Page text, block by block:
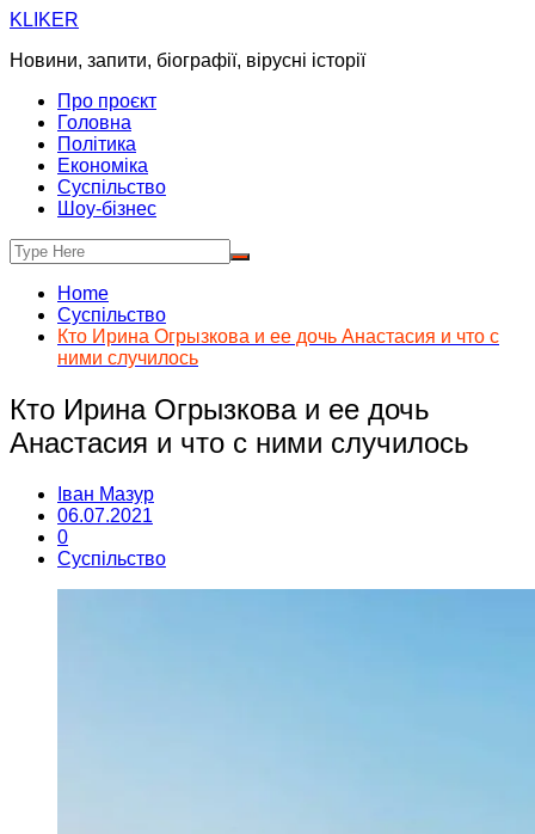
Skip
content
KLIKER
Новини, запити, біографії, вірусні історії
Про проєкт
Головна
Політика
Економіка
Суспільство
Шоу-бізнес
Home
Суспільство
Кто Ирина Огрызкова и ее дочь Анастасия и что с
ними случилось
Кто Ирина Огрызкова и ее дочь
Анастасия и что с ними случилось
Іван Мазур
06.07.2021
0
Суспільство